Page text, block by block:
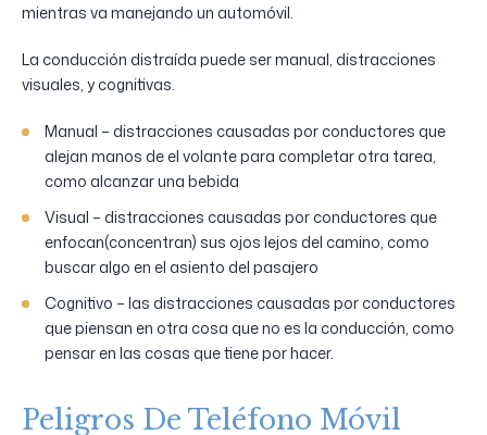
mientras va manejando un automóvil.
La conducción distraída puede ser manual, distracciones
visuales, y cognitivas.
Manual – distracciones causadas por conductores que
alejan manos de el volante para completar otra tarea,
como alcanzar una bebida
Visual – distracciones causadas por conductores que
enfocan(concentran) sus ojos lejos del camino, como
buscar algo en el asiento del pasajero
Cognitivo – las distracciones causadas por conductores
que piensan en otra cosa que no es la conducción, como
pensar en las cosas que tiene por hacer.
Peligros De Teléfono Móvil